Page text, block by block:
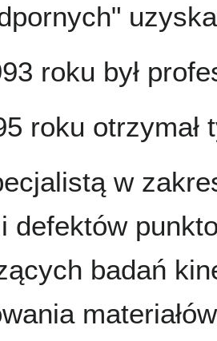
roku był
roku otrzymał
w
defektów
badań